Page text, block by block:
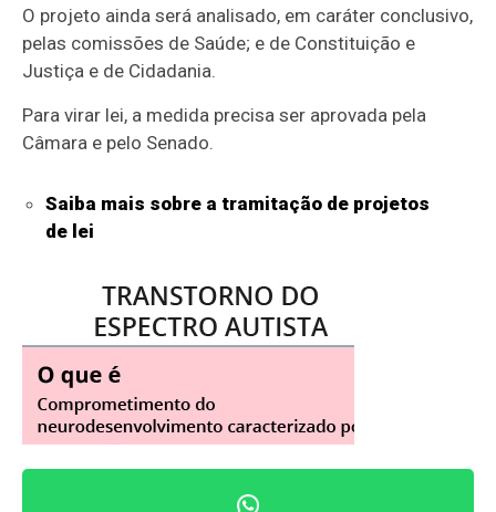
O projeto ainda será analisado, em caráter conclusivo,
pelas comissões de Saúde; e de Constituição e
Justiça e de Cidadania.
Para virar lei, a medida precisa ser aprovada pela
Câmara e pelo Senado.
Saiba mais sobre a tramitação de projetos
de lei